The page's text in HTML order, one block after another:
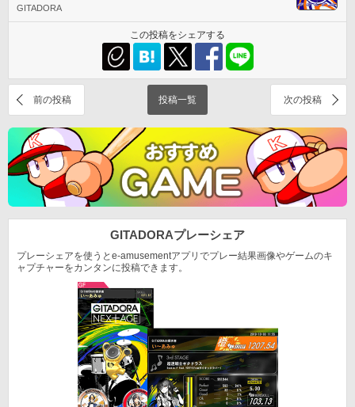
GITADORA
この投稿をシェアする
前の投稿 投稿一覧 次の投稿
GITADORAプレーシェア
プレーシェアを使うとe-amusementアプリでプレー結果画像やゲームのキ
ャプチャーをカンタンに投稿できます。